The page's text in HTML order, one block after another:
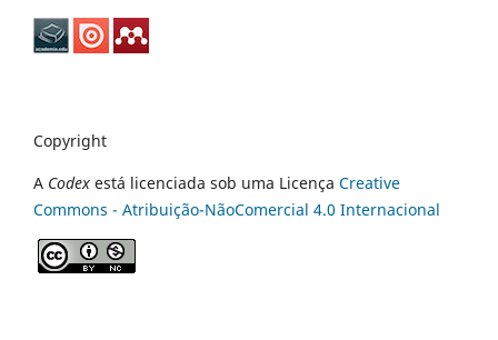
Copyright
A Codex está licenciada sob uma Licença Creative
Commons - Atribuição-NãoComercial 4.0 Internacional